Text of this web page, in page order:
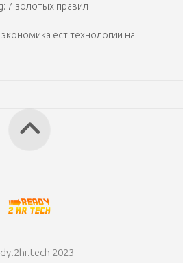
7 золотых правил
экономика ест технологии на
2023